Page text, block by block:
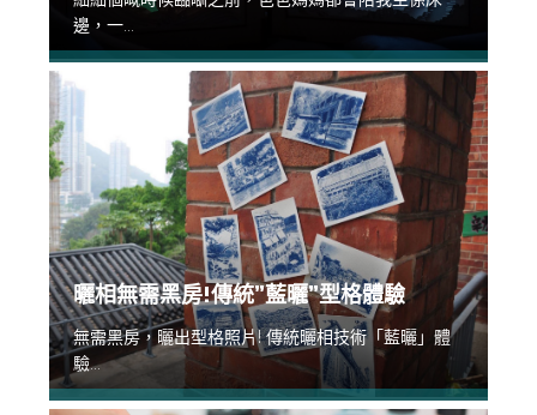
邊，一...
曬相無需黑房!傳統”藍曬”型格體驗
無需黑房，曬出型格照片! 傳統曬相技術「藍曬」體
驗...